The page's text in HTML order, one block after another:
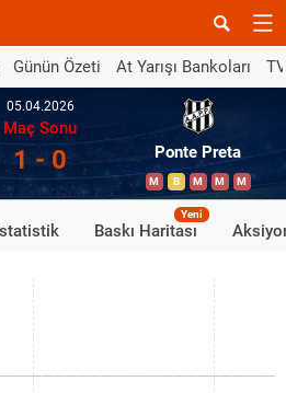
Günün Özeti At Yarışı Bankoları
05.04.2026
Maç Sonu
1 - 0 Ponte Preta
M B M M M
Baskı Haritası
Yeni